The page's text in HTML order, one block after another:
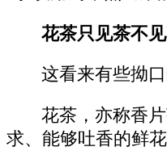
花茶只见茶不
这看来有些拗
花茶，亦称香
求、能够吐香的鲜